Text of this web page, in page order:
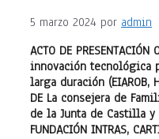
5 marzo 2024 por admin
ACTO DE
innovación tecnológica
larga duración (EIAROB,
DE La consejera de
de la Junta de Castilla y
FUNDACIÓN INTRAS,